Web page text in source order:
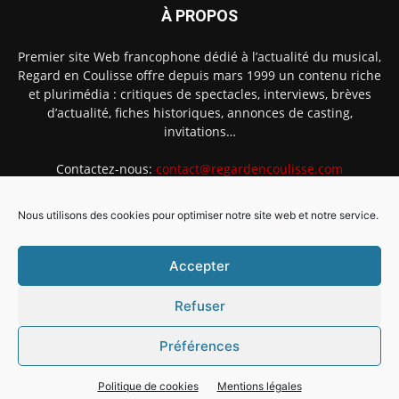
Nous utilisons des cookies pour optimiser notre site web et notre service.
Accepter
Refuser
Préférences
Politique de cookies Mentions légales
À PROPOS
Premier site Web francophone dédié à l’actualité du musical,
Regard en Coulisse offre depuis mars 1999 un contenu riche
et plurimédia : critiques de spectacles, interviews, brèves
d’actualité, fiches historiques, annonces de casting,
invitations…
Contactez-nous: contact@regardencoulisse.com
Intégration Ghislain Fayard
Mentions légales